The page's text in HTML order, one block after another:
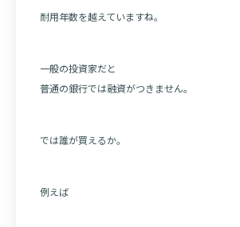
耐用年数を越えていますね。
一般の投資家だと
普通の銀行では融資がつきません。
では誰が買えるか。
例えば